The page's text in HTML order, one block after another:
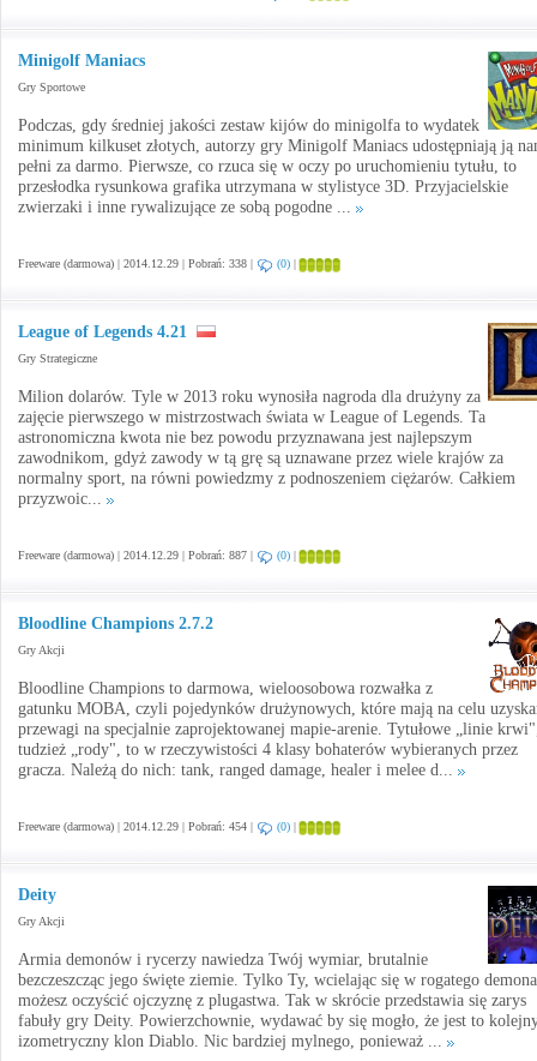
Minigolf Maniacs
Gry Sportowe
Podczas, gdy średniej jakości zestaw kijów do minigolfa to wydatek
minimum kilkuset złotych, autorzy gry Minigolf Maniacs udostępniają ją
pełni za darmo. Pierwsze, co rzuca się w oczy po uruchomieniu tytułu, to
przesłodka rysunkowa grafika utrzymana w stylistyce 3D. Przyjacielskie
zwierzaki i inne rywalizujące ze sobą pogodne ...
Freeware (darmowa) | 2014.12.29 | Pobrań: 338 | (0) |
League of Legends 4.21
Gry Strategiczne
Milion dolarów. Tyle w 2013 roku wynosiła nagroda dla drużyny za
zajęcie pierwszego w mistrzostwach świata w League of Legends. Ta
astronomiczna kwota nie bez powodu przyznawana jest najlepszym
zawodnikom, gdyż zawody w tą grę są uznawane przez wiele krajów za
normalny sport, na równi powiedzmy z podnoszeniem ciężarów. Całkiem
przyzwoic...
Freeware (darmowa) | 2014.12.29 | Pobrań: 887 | (0) |
Bloodline Champions 2.7.2
Gry Akcji
Bloodline Champions to darmowa, wieloosobowa rozwałka z
gatunku MOBA, czyli pojedynków drużynowych, które mają na celu
przewagi na specjalnie zaprojektowanej mapie-arenie. Tytułowe „linie
tudzież „rody", to w rzeczywistości 4 klasy bohaterów wybieranych przez
gracza. Należą do nich: tank, ranged damage, healer i melee d...
Freeware (darmowa) | 2014.12.29 | Pobrań: 454 | (0) |
Deity
Gry Akcji
Armia demonów i rycerzy nawiedza Twój wymiar, brutalnie
bezczeszcząc jego święte ziemie. Tylko Ty, wcielając się w rogatego demona
możesz oczyścić ojczyznę z plugastwa. Tak w skrócie przedstawia się zarys
fabuły gry Deity. Powierzchownie, wydawać by się mogło, że jest to
izometryczny klon Diablo. Nic bardziej mylnego, ponieważ ...